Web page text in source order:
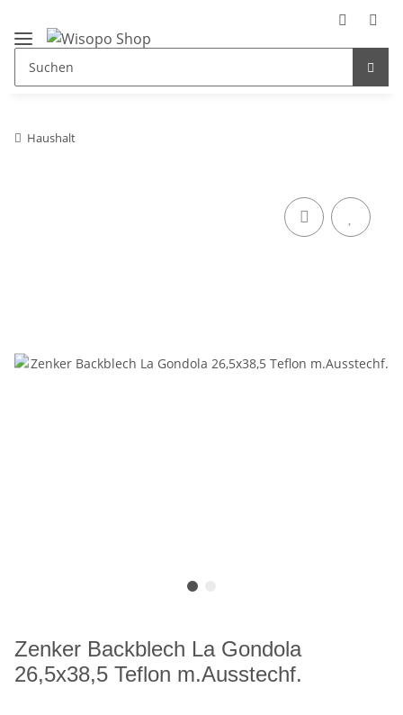
Haushalt
Zenker Backblech La Gondola
26,5x38,5 Teflon m.Ausstechf.